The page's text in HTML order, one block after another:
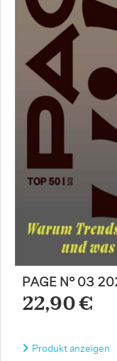
PAGE N° 03
22,90 €
Produkt anzeigen